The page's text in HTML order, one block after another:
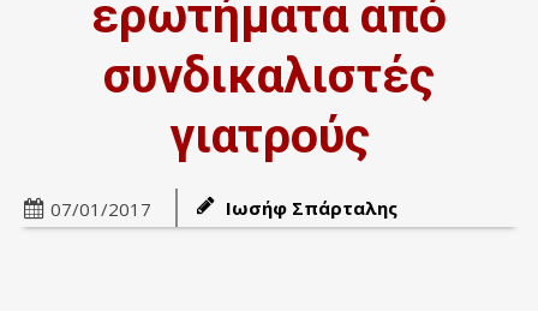
ερωτήματα από
συνδικαλιστές
γιατρούς
07/01/2017 Ιωσήφ Σπάρταλης